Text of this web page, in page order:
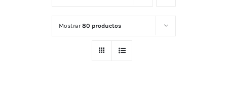
Mostrar80 productos